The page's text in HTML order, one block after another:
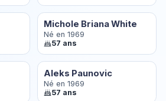
Michole Briana White
Né en 1969
57 ans
Aleks Paunovic
Né en 1969
57 ans